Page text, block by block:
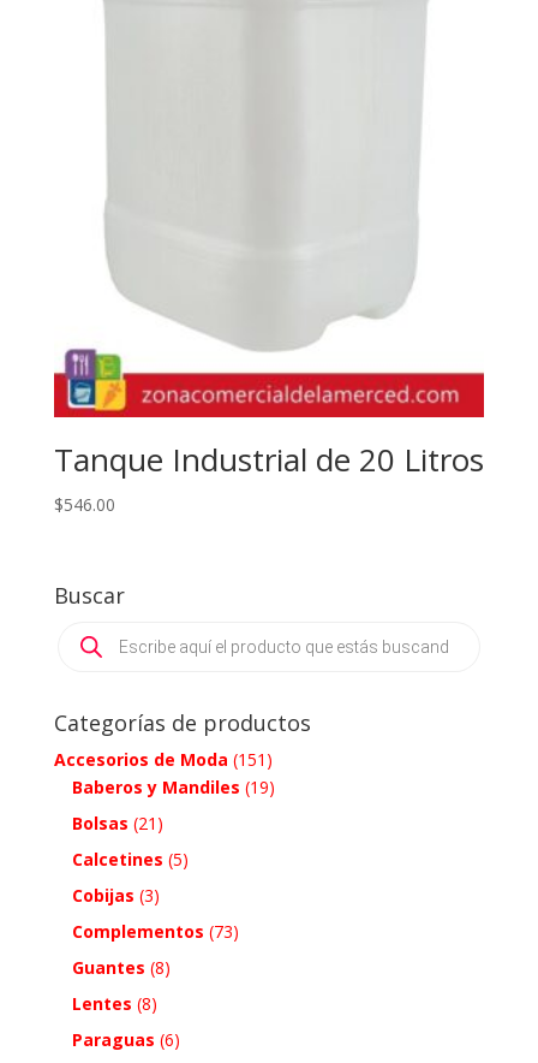
Tanque Industrial de 20 Litros
$546.00
Buscar
search
Categorías de productos
Accesorios de Moda (151)
Baberos y Mandiles (19)
Bolsas (21)
Calcetines (5)
Cobijas (3)
Complementos (73)
Guantes (8)
Lentes (8)
Paraguas (6)